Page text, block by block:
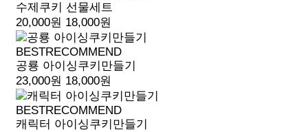
수제쿠키 선물세트
20,000원 18,000원
BESTRECOMMEND
공룡 아이싱쿠키만들기
23,000원 18,000원
BESTRECOMMEND
캐릭터 아이싱쿠키만들기